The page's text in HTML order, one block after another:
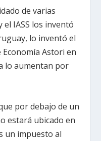
de varias
el IASS los inventó
lo inventó el
Astori en
lo aumentan por
por debajo de un
estará ubicado en
un impuesto al